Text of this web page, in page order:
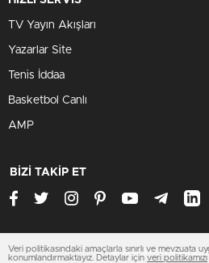
TV Yayın Akışları
Yazarlar Site
Tenis İddaa
Basketbol Canlı
AMP
BİZİ TAKİP ET
Veri politikasındaki amaçlarla sınırlı ve mevzuata
konumlandırmaktayız. Detaylar için veri politikamızı